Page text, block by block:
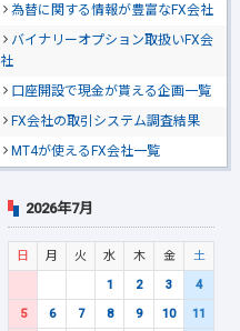
為替に関する情報が豊富なFX会社
バイナリーオプション取扱いFX会
社
口座開設で現金が貰える企画一覧
FX会社の取引システム調査結果
MT4が使えるFX会社一覧
2026年7月
日 月 火 水 木 金
土
1
2 3
4
5
6 7 8 9 10
11